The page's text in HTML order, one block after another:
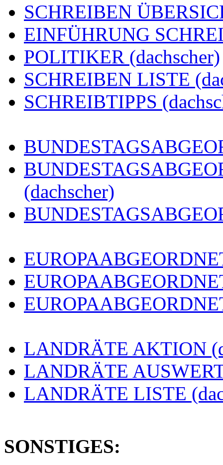
SCHREIBEN
EINFÜHRUNG
POLITIKER (dachscher)
SCHREIBEN LISTE
SCHREIBTIPPS
(dachscher)
LANDRÄTE AKTION
LANDRÄTE
LANDRÄTE LISTE
SONSTIGES: